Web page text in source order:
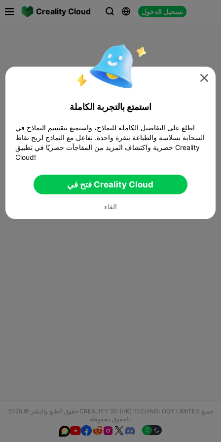
Creality Cloud   تسجيل الدخول
حقوق الطبع والنشر © 2025 CREALITY 3D (HK) TECHNOLOGY LIMITED جميع
الحقوق محفوظة.
  

استمتع بالتجربة الكاملة
اطلع على التفاصيل الكاملة للنماذج، واستمتع بتقسيم النماذج في
السحابة بسلاسة والطباعة بنقرة واحدة. تفاعل مع النماذج لربح نقاط
حصرية واكتشاف المزيد من المفاجآت حصريًا في تطبيق Creality
Cloud!
فتح في Creality Cloud
الغاء